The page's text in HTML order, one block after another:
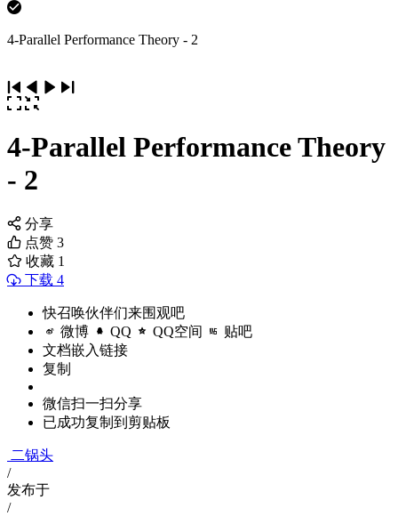
4-Parallel Performance Theory - 2
4-Parallel Performance Theory
- 2
分享
点赞 3
收藏 1
下载 4
快召唤伙伴们来围观吧
微博 QQ QQ空间 贴吧
文档嵌入链接
复制
微信扫一扫分享
已成功复制到剪贴板
二锅头
/
发布于
/